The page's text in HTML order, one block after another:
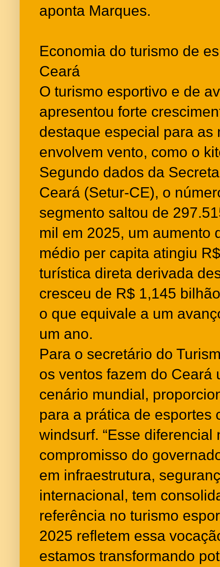
aponta Marques.
Economia do turismo de
Ceará
O turismo esportivo e de
apresentou forte
destaque especial para as
envolvem vento, como o
Segundo dados da
Ceará (Setur-CE), o
segmento saltou de
mil em 2025, um aumento
médio per capita atingiu
turística direta derivada
cresceu de R$ 1,145
o que equivale a um
um ano.
Para o secretário do
os ventos fazem do Ceará
cenário mundial,
para a prática de esportes
windsurf. “Esse diferencial
compromisso do
em infraestrutura,
internacional, tem
referência no turismo
2025 refletem essa
estamos transformando